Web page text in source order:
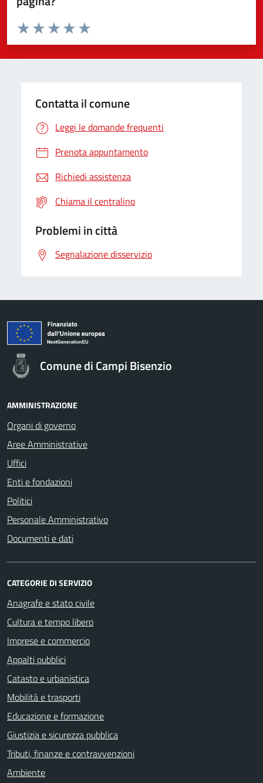
Valuta da 1 a 5 stelle la pagina
Valuta 5 stelle su 5
Valuta 4 stelle su 5
Valuta 3 stelle su 5
Valuta 2 stelle su 5
Valuta 1 stelle su 5
Contatta il comune
Leggi le domande frequenti
Prenota appuntamento
Richiedi assistenza
Chiama il centralino
Problemi in città
Segnalazione disservizio
Comune di Campi Bisenzio
AMMINISTRAZIONE
Organi di governo
Aree Amministrative
Uffici
Enti e fondazioni
Politici
Personale Amministrativo
Documenti e dati
CATEGORIE DI SERVIZIO
Anagrafe e stato civile
Cultura e tempo libero
Imprese e commercio
Appalti pubblici
Catasto e urbanistica
Mobilità e trasporti
Educazione e formazione
Giustizia e sicurezza pubblica
Tributi, finanze e contravvenzioni
Ambiente